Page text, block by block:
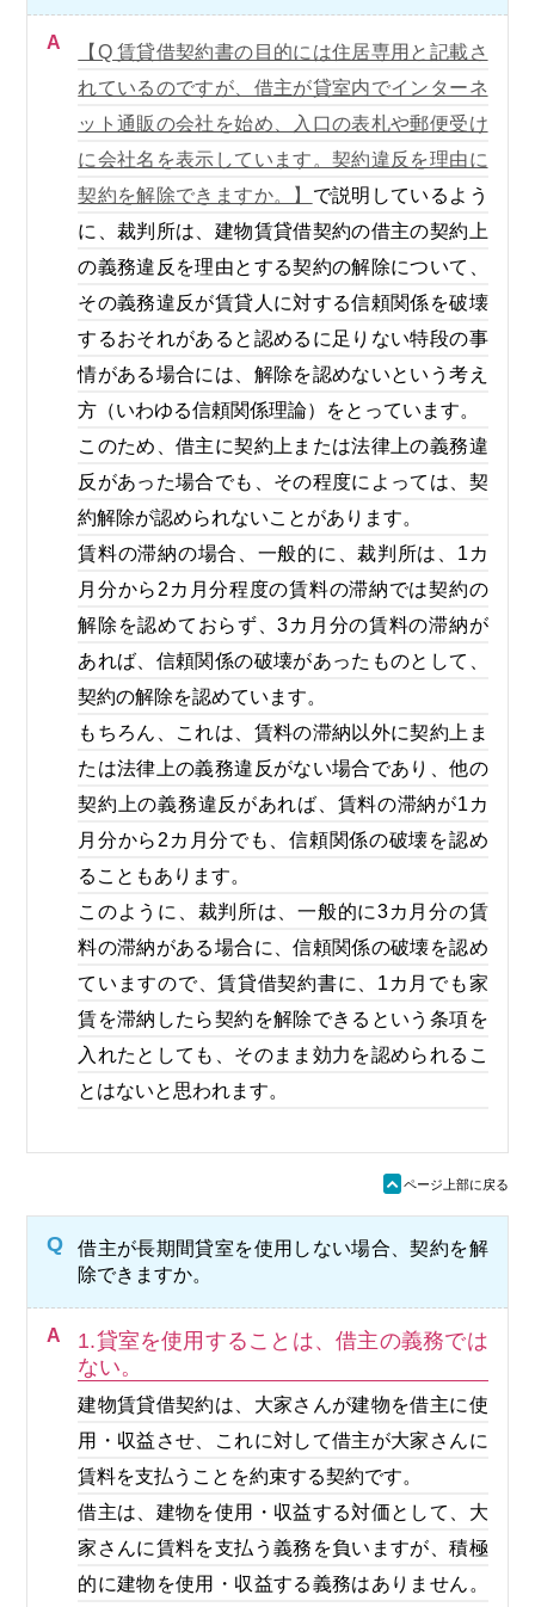
A
【Q 賃貸借契約書の目的には住居専用と記載さ
れているのですが、借主が貸室内でインターネ
ット通販の会社を始め、入口の表札や郵便受け
に会社名を表示しています。契約違反を理由に
契約を解除できますか。】 で説明しているよう
に、裁判所は、建物賃貸借契約の借主の契約上
の義務違反を理由とする契約の解除について、
その義務違反が賃貸人に対する信頼関係を破壊
するおそれがあると認めるに足りない特段の事
情がある場合には、解除を認めないという考え
方（いわゆる信頼関係理論）をとっています。
このため、借主に契約上または法律上の義務違
反があった場合でも、その程度によっては、契
約解除が認められないことがあります。
賃料の滞納の場合、一般的に、裁判所は、1カ
月分から2カ月分程度の賃料の滞納では契約の
解除を認めておらず、3カ月分の賃料の滞納が
あれば、信頼関係の破壊があったものとして、
契約の解除を認めています。
もちろん、これは、賃料の滞納以外に契約上ま
たは法律上の義務違反がない場合であり、他の
契約上の義務違反があれば、賃料の滞納が1カ
月分から2カ月分でも、信頼関係の破壊を認め
ることもあります。
このように、裁判所は、一般的に3カ月分の賃
料の滞納がある場合に、信頼関係の破壊を認め
ていますので、賃貸借契約書に、1カ月でも家
賃を滞納したら契約を解除できるという条項を
入れたとしても、そのまま効力を認められるこ
とはないと思われます。
ü ページ上部に戻る
Q
借主が長期間貸室を使用しない場合、契約を解
除できますか。
A
1.貸室を使用することは、借主の義務では
ない。
建物賃貸借契約は、大家さんが建物を借主に使
用・収益させ、これに対して借主が大家さんに
賃料を支払うことを約束する契約です。
借主は、建物を使用・収益する対価として、大
家さんに賃料を支払う義務を負いますが、積極
的に建物を使用・収益する義務はありません。